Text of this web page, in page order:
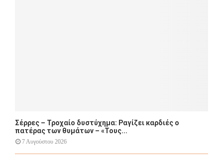
Σέρρες – Τροχαίο δυστύχημα: Ραγίζει καρδιές ο
πατέρας των θυμάτων – «Τους...
7 Αυγούστου 2026